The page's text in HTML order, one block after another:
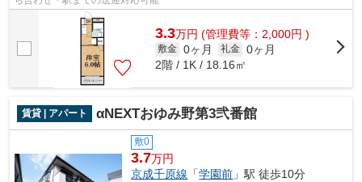
3.3万円 (管理費等：2,000円 )
敷金 0ヶ月 礼金 0ヶ月
2階 / 1K / 18.16㎡
賃貸 | アパート αNEXTおゆみ野第3弐番館
敷0
3.7万円
京成千原線 「学園前 」駅 徒歩10分